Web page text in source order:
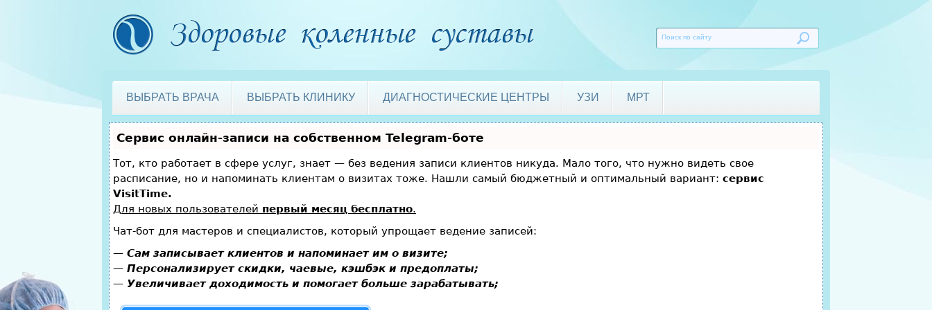
ВЫБРАТЬ ВРАЧА ВЫБРАТЬ КЛИНИКУ ДИАГНОСТИЧЕСКИЕ ЦЕНТРЫ УЗИ МРТ
Сервис онлайн-записи на собственном Telegram-боте
Тот, кто работает в сфере услуг, знает — без ведения записи клиентов никуда. Мало того, что нужно видеть свое
расписание, но и напоминать клиентам о визитах тоже. Нашли самый бюджетный и оптимальный вариант: сервис
VisitTime.
Для новых пользователей первый месяц бесплатно.
Чат-бот для мастеров и специалистов, который упрощает ведение записей:
— Сам записывает клиентов и напоминает им о визите;
— Персонализирует скидки, чаевые, кэшбэк и предоплаты;
— Увеличивает доходимость и помогает больше зарабатывать;